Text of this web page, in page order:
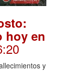
hoy en
y